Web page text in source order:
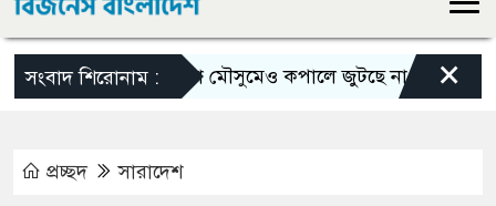
সংবাদ শিরোনাম :ভরা মৌসুমেও কপালে জুটছে না ইলিশ, দাম বেশ
×
প্রচ্ছদ সারাদেশ